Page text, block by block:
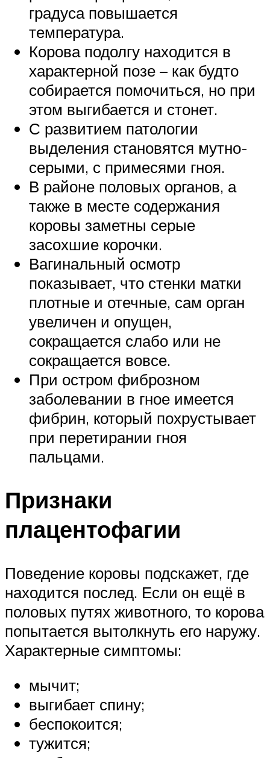
градуса повышается
температура.
Корова подолгу находится в
характерной позе – как будто
собирается помочиться, но при
этом выгибается и стонет.
С развитием патологии
выделения становятся мутно-
серыми, с примесями гноя.
В районе половых органов, а
также в месте содержания
коровы заметны серые
засохшие корочки.
Вагинальный осмотр
показывает, что стенки матки
плотные и отечные, сам орган
увеличен и опущен,
сокращается слабо или не
сокращается вовсе.
При остром фиброзном
заболевании в гное имеется
фибрин, который похрустывает
при перетирании гноя
пальцами.
Признаки
плацентофагии
Поведение коровы подскажет, где
находится послед. Если он ещё в
половых путях животного, то корова
попытается вытолкнуть его наружу.
Характерные симптомы:
мычит;
выгибает спину;
беспокоится;
тужится;